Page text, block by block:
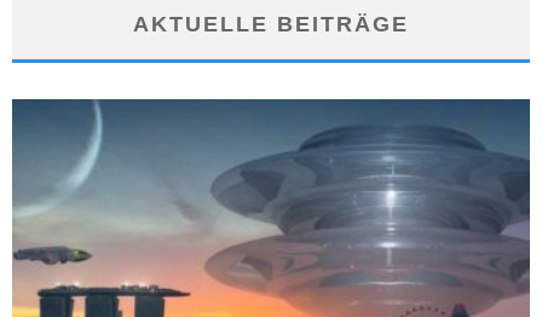
AKTUELLE BEITRÄGE